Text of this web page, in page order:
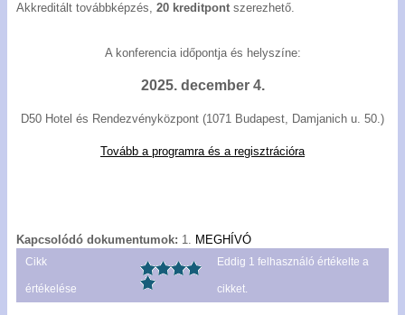
Akkreditált továbbképzés, 20 kreditpont szerezhető.
A konferencia időpontja és helyszíne:
2025. december 4.
D50 Hotel és Rendezvényközpont (1071 Budapest, Damjanich u. 50.)
Tovább a programra és a regisztrációra
Kapcsolódó dokumentumok: 1. MEGHÍVÓ
Cikk
értékelése
Eddig 1 felhasználó értékelte a
cikket.